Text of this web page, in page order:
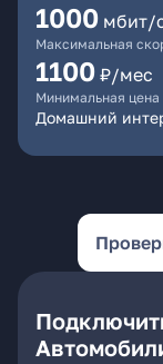
1000 мбит/
Максимальная
1100 ₽/мес
Минимальная цена
Домашний